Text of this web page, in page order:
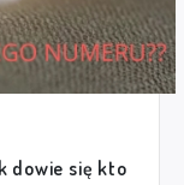
dowie się kto